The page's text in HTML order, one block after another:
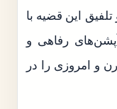
تلفیق این قضیه با
رفاهی و
و امروزی را در